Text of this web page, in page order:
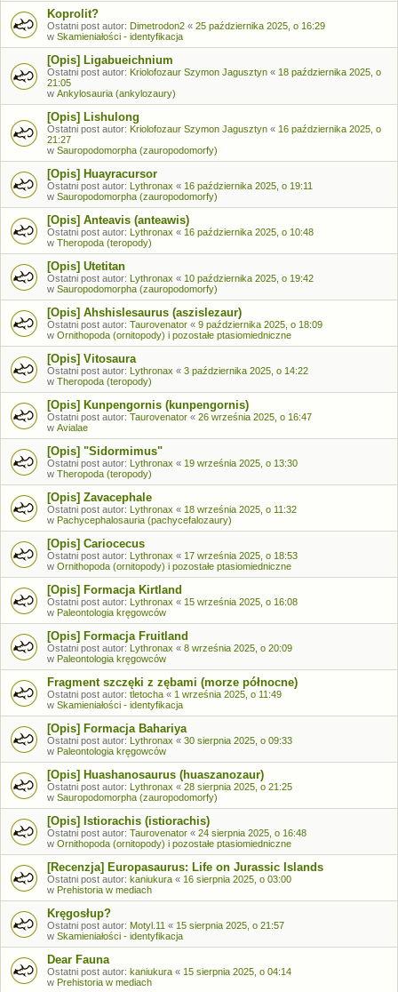
Koprolit?
Ostatni post autor: Dimetrodon2 « 25 października 2025, o 16:29
w Skamieniałości - identyfikacja
[Opis] Ligabueichnium
Ostatni post autor: Kriolofozaur Szymon Jagusztyn « 18 października 2025, o
21:05
w Ankylosauria (ankylozaury)
[Opis] Lishulong
Ostatni post autor: Kriolofozaur Szymon Jagusztyn « 16 października 2025, o
21:27
w Sauropodomorpha (zauropodomorfy)
[Opis] Huayracursor
Ostatni post autor: Lythronax « 16 października 2025, o 19:11
w Sauropodomorpha (zauropodomorfy)
[Opis] Anteavis (anteawis)
Ostatni post autor: Lythronax « 16 października 2025, o 10:48
w Theropoda (teropody)
[Opis] Utetitan
Ostatni post autor: Lythronax « 10 października 2025, o 19:42
w Sauropodomorpha (zauropodomorfy)
[Opis] Ahshislesaurus (aszislezaur)
Ostatni post autor: Taurovenator « 9 października 2025, o 18:09
w Ornithopoda (ornitopody) i pozostałe ptasiomiedniczne
[Opis] Vitosaura
Ostatni post autor: Lythronax « 3 października 2025, o 14:22
w Theropoda (teropody)
[Opis] Kunpengornis (kunpengornis)
Ostatni post autor: Taurovenator « 26 września 2025, o 16:47
w Avialae
[Opis] "Sidormimus"
Ostatni post autor: Lythronax « 19 września 2025, o 13:30
w Theropoda (teropody)
[Opis] Zavacephale
Ostatni post autor: Lythronax « 18 września 2025, o 11:32
w Pachycephalosauria (pachycefalozaury)
[Opis] Cariocecus
Ostatni post autor: Lythronax « 17 września 2025, o 18:53
w Ornithopoda (ornitopody) i pozostałe ptasiomiedniczne
[Opis] Formacja Kirtland
Ostatni post autor: Lythronax « 15 września 2025, o 16:08
w Paleontologia kręgowców
[Opis] Formacja Fruitland
Ostatni post autor: Lythronax « 8 września 2025, o 20:09
w Paleontologia kręgowców
Fragment szczęki z zębami (morze północne)
Ostatni post autor: tletocha « 1 września 2025, o 11:49
w Skamieniałości - identyfikacja
[Opis] Formacja Bahariya
Ostatni post autor: Lythronax « 30 sierpnia 2025, o 09:33
w Paleontologia kręgowców
[Opis] Huashanosaurus (huaszanozaur)
Ostatni post autor: Lythronax « 28 sierpnia 2025, o 21:25
w Sauropodomorpha (zauropodomorfy)
[Opis] Istiorachis (istiorachis)
Ostatni post autor: Taurovenator « 24 sierpnia 2025, o 16:48
w Ornithopoda (ornitopody) i pozostałe ptasiomiedniczne
[Recenzja] Europasaurus: Life on Jurassic Islands
Ostatni post autor: kaniukura « 16 sierpnia 2025, o 03:00
w Prehistoria w mediach
Kręgosłup?
Ostatni post autor: Motyl.11 « 15 sierpnia 2025, o 21:57
w Skamieniałości - identyfikacja
Dear Fauna
Ostatni post autor: kaniukura « 15 sierpnia 2025, o 04:14
w Prehistoria w mediach